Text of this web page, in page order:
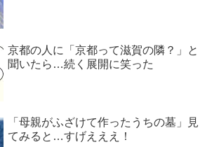
京都の人に「京都って滋賀の隣？」と
聞いたら…続く展開に笑った
「母親がふざけて作ったうちの墓」見
てみると…すげえええ！